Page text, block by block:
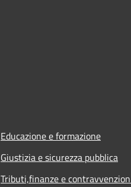
Educazione e formazione
Giustizia e sicurezza pubblica
Tributi,finanze e